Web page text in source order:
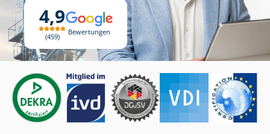
4,9
459
Bewertungen